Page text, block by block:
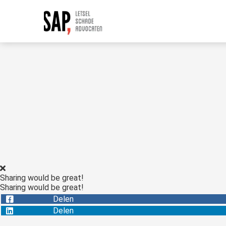
Sharing would be great!
Sharing would be great!
Delen
Delen